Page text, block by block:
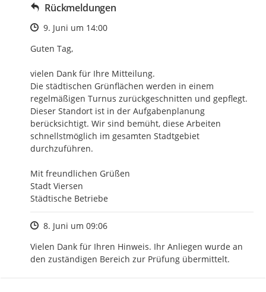
Rückmeldungen
Zeitpunkt des Erstellens
9. Juni um 14:00
Guten Tag,
vielen Dank für Ihre Mitteilung.
Die städtischen Grünflächen werden in einem
regelmäßigen Turnus zurückgeschnitten und gepflegt.
Dieser Standort ist in der Aufgabenplanung
berücksichtigt. Wir sind bemüht, diese Arbeiten
schnellstmöglich im gesamten Stadtgebiet
durchzuführen.
Mit freundlichen Grüßen
Stadt Viersen
Städtische Betriebe
Zeitpunkt des Erstellens
8. Juni um 09:06
Vielen Dank für Ihren Hinweis. Ihr Anliegen wurde an
den zuständigen Bereich zur Prüfung übermittelt.